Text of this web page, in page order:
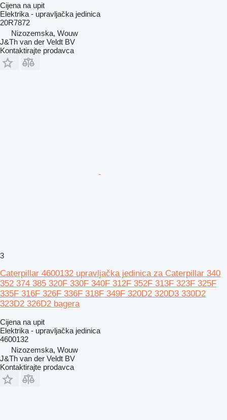
Cijena na upit
Elektrika - upravljačka jedinica
20R7872
Nizozemska, Wouw
J&Th van der Veldt BV
Kontaktirajte prodavca
3
Caterpillar 4600132 upravljačka jedinica za Caterpillar 340
352 374 385 320F 330F 340F 312F 352F 313F 323F 325F
335F 316F 326F 336F 318F 349F 320D2 320D3 330D2
323D2 326D2 bagera
Cijena na upit
Elektrika - upravljačka jedinica
4600132
Nizozemska, Wouw
J&Th van der Veldt BV
Kontaktirajte prodavca